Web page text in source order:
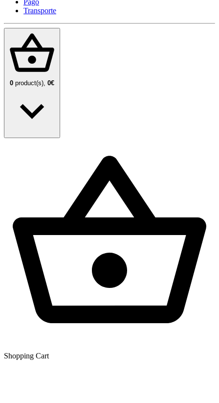
Pago
Transporte
0 product(s), 0€
Shopping Сart